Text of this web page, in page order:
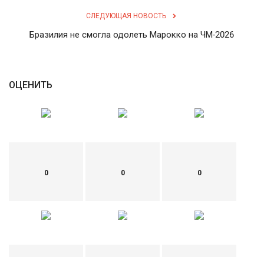
СЛЕДУЮЩАЯ НОВОСТЬ
Бразилия не смогла одолеть Марокко на ЧМ-2026
ОЦЕНИТЬ
0 0 0